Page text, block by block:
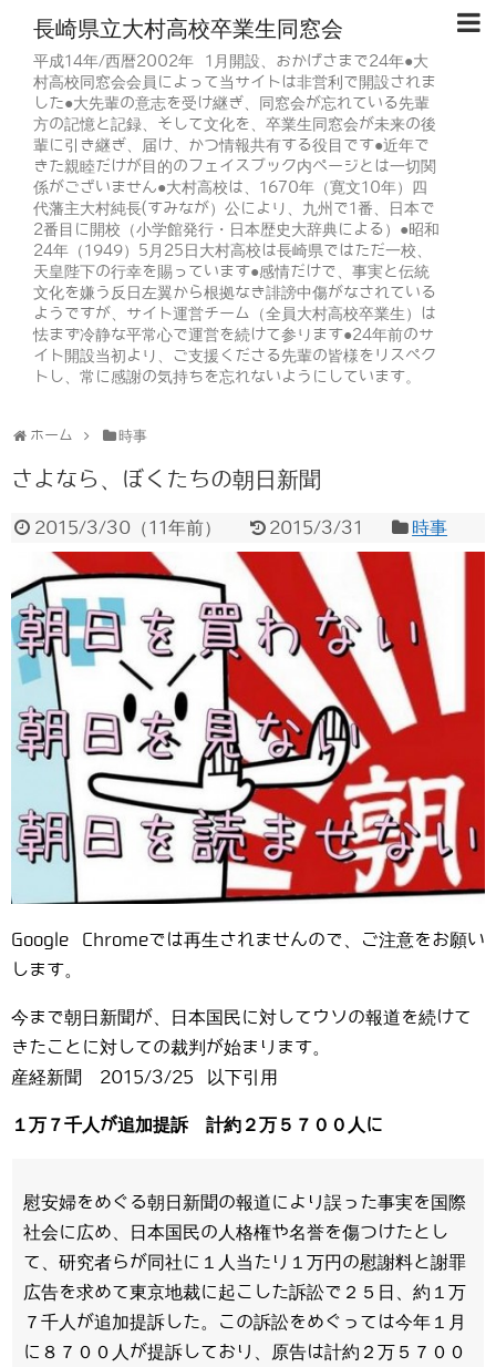
長崎県立大村高校卒業生同窓会
平成14年/西暦2002年 1月開設、おかげさまで24年●大
村高校同窓会会員によって当サイトは非営利で開設されま
した●大先輩の意志を受け継ぎ、同窓会が忘れている先輩
方の記憶と記録、そして文化を、卒業生同窓会が未来の後
輩に引き継ぎ、届け、かつ情報共有する役目です●近年で
きた親睦だけが目的のフェイスブック内ページとは一切関
係がございません●大村高校は、1670年（寛文10年）四
代藩主大村純長(すみなが）公により、九州で1番、日本で
2番目に開校（小学館発行・日本歴史大辞典による）●昭和
24年（1949）5月25日大村高校は長崎県ではただ一校、
天皇陛下の行幸を賜っています●感情だけで、事実と伝統
文化を嫌う反日左翼から根拠なき誹謗中傷がなされている
ようですが、サイト運営チーム（全員大村高校卒業生）は
怯まず冷静な平常心で運営を続けて参ります●24年前のサ
イト開設当初より、ご支援くださる先輩の皆様をリスペク
トし、常に感謝の気持ちを忘れないようにしています。
ホーム 時事
さよなら、ぼくたちの朝日新聞
2015/3/30（11年前） 2015/3/31 時事
Google Chromeでは再生されませんので、ご注意をお願い
します。
今まで朝日新聞が、日本国民に対してウソの報道を続けて
きたことに対しての裁判が始まります。
産経新聞 2015/3/25 以下引用
１万７千人が追加提訴 計約２万５７００人に
慰安婦をめぐる朝日新聞の報道により誤った事実を国際
社会に広め、日本国民の人格権や名誉を傷つけたとし
て、研究者らが同社に１人当たり１万円の慰謝料と謝罪
広告を求めて東京地裁に起こした訴訟で２５日、約１万
７千人が追加提訴した。この訴訟をめぐっては今年１月
に８７００人が提訴しており、原告は計約２万５７００